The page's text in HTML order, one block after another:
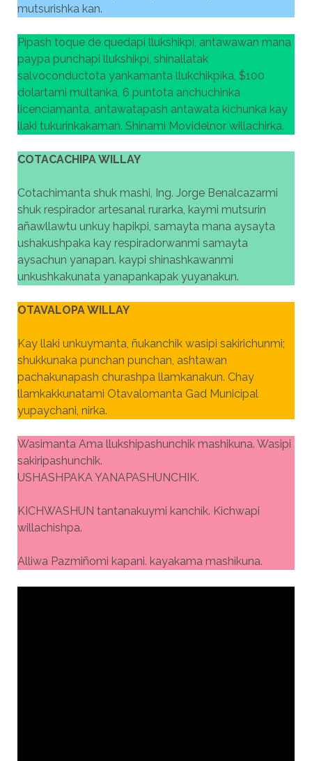
mutsurishka kan.
Pipash toque de quedapi llukshikpi, antawawan mana
paypa punchapi llukshikpi, shinallatak
salvoconductota yankamanta llukchikpika, $100
dolartami multanka, 6 puntota anchuchinka
licenciamanta, antawatapash antawata kichunka kay
llaki tukurinkakaman. Shinami Movidelnor willachirka.
COTACACHIPA WILLAY
Cotachimanta shuk mashi, Ing. Jorge Benalcazarmi
shuk respirador artesanal rurarka, kaymi mutsurin
añawllawtu unkuy hapikpi, samayta mana aysayta
ushakushpaka kay respiradorwanmi samayta
aysachun yanapan. kaypi shinashkawanmi
unkushkakunata yanapankapak yuyanakun.
OTAVALOPA WILLAY
Kay llaki unkuymanta, ñukanchik wasipi sakirichunmi;
shukkunaka punchan punchan, ashtawan
pachakunapash churashpa llamkanakun. Chay
llamkakkunatami Otavalomanta Gad Municipal
yupaychani, nirka.
Wasimanta Ama llukshipashunchik mashikuna. Wasipi
sakiripashunchik.
USHASHPAKA YANAPASHUNCHIK.
KICHWASHUN tantanakuymi kanchik. Kichwapi
willachishpa.
Alliwa Pazmiñomi kapani. kayakama mashikuna.